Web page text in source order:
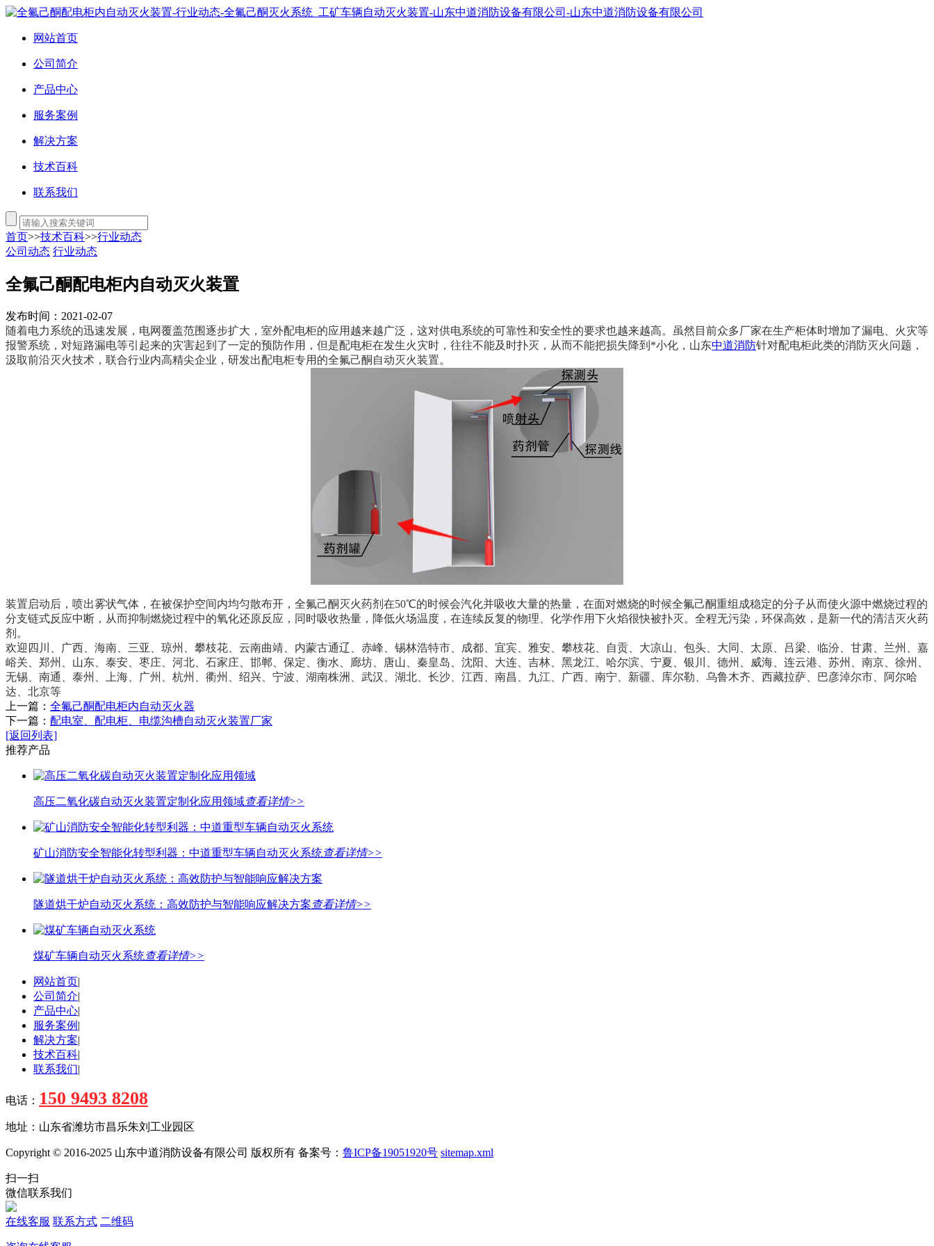
网站首页
公司简介
产品中心
服务案例
解决方案
技术百科
联系我们
首页>>技术百科>>行业动态
公司动态 行业动态
全氟己酮配电柜内自动灭火装置
发布时间：2021-02-07
随着电力系统的迅速发展，电网覆盖范围逐步扩大，室外配电柜的应用越来越广泛，这对供电系统的可靠性和安全性的要求也越来越高。虽然目前众多厂家在生产柜体时增加了漏电、火灾等
报警系统，对短路漏电等引起来的灾害起到了一定的预防作用，但是配电柜在发生火灾时，往往不能及时扑灭，从而不能把损失降到*小化，山东中道消防针对配电柜此类的消防灭火问题，
汲取前沿灭火技术，联合行业内高精尖企业，研发出配电柜专用的全氟己酮自动灭火装置。
装置启动后，喷出雾状气体，在被保护空间内均匀散布开，全氟己酮灭火药剂在50℃的时候会汽化并吸收大量的热量，在面对燃烧的时候全氟己酮重组成稳定的分子从而使火源中燃烧过程的
分支链式反应中断，从而抑制燃烧过程中的氧化还原反应，同时吸收热量，降低火场温度，在连续反复的物理、化学作用下火焰很快被扑灭。全程无污染，环保高效，是新一代的清洁灭火药
剂。
欢迎四川、广西、海南、三亚、琼州、攀枝花、云南曲靖、内蒙古通辽、赤峰、锡林浩特市、成都、宜宾、雅安、攀枝花、自贡、大凉山、包头、大同、太原、吕梁、临汾、甘肃、兰州、嘉
峪关、郑州、山东、泰安、枣庄、河北、石家庄、邯郸、保定、衡水、廊坊、唐山、秦皇岛、沈阳、大连、吉林、黑龙江、哈尔滨、宁夏、银川、德州、威海、连云港、苏州、南京、徐州、
无锡、南通、泰州、上海、广州、杭州、衢州、绍兴、宁波、湖南株洲、武汉、湖北、长沙、江西、南昌、九江、广西、南宁、新疆、库尔勒、乌鲁木齐、西藏拉萨、巴彦淖尔市、阿尔哈
达、北京等
上一篇： 全氟己酮配电柜内自动灭火器
下一篇： 配电室、配电柜、电缆沟槽自动灭火装置厂家
[返回列表]
推荐产品
高压二氧化碳自动灭火装置定制化应用领域查看详情>>
矿山消防安全智能化转型利器：中道重型车辆自动灭火系统查看详情>>
隧道烘干炉自动灭火系统：高效防护与智能响应解决方案查看详情>>
煤矿车辆自动灭火系统查看详情>>
网站首页|
公司简介|
产品中心|
服务案例 |
解决方案|
技术百科|
联系我们|
电话： 150 9493 8208
地址：山东省潍坊市昌乐朱刘工业园区
Copyright © 2016-2025 山东中道消防设备有限公司 版权所有 备案号： 鲁ICP备19051920号 sitemap.xml
扫一扫
微信联系我们
在线客服 联系方式 二维码